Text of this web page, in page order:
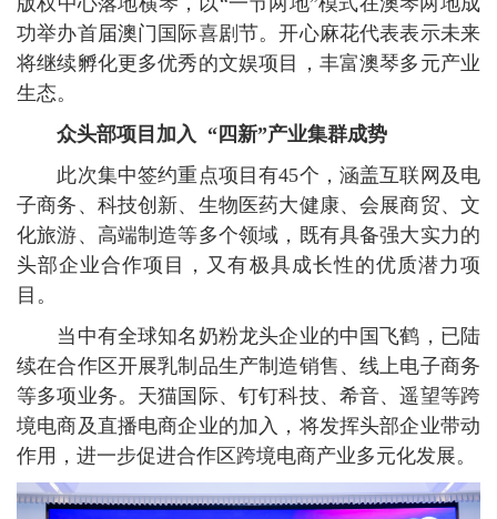
功举办首届澳门国际喜剧节。开心麻花代表表示未来
将继续孵化更多优秀的文娱项目，丰富澳琴多元产业
生态。
众头部项目加入 “四新”产业集群成势
此次集中签约重点项目有45个，涵盖互联网及电
子商务、科技创新、生物医药大健康、会展商贸、文
化旅游、高端制造等多个领域，既有具备强大实力的
头部企业合作项目，又有极具成长性的优质潜力项
目。
当中有全球知名奶粉龙头企业的中国飞鹤，已陆
续在合作区开展乳制品生产制造销售、线上电子商务
等多项业务。天猫国际、钉钉科技、希音、遥望等跨
境电商及直播电商企业的加入，将发挥头部企业带动
作用，进一步促进合作区跨境电商产业多元化发展。